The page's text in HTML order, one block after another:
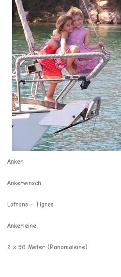
Anker
Ankerwinsch
Lofrans - Tigres
Ankerleine
2 x 50 Meter (Panamaleine)